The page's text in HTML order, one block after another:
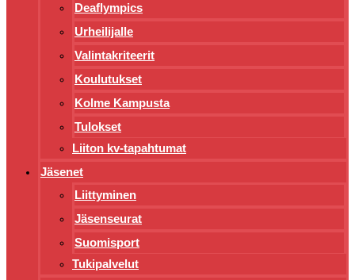
Deaflympics
Urheilijalle
Valintakriteerit
Koulutukset
Kolme Kampusta
Tulokset
Liiton kv-tapahtumat
Jäsenet
Liittyminen
Jäsenseurat
Suomisport
Tukipalvelut